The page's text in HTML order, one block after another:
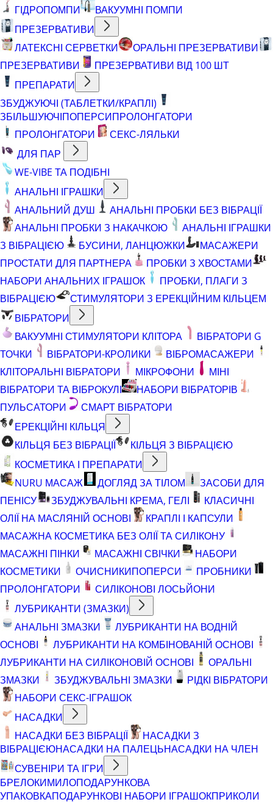
ГІДРОПОМПИ
ВАКУУМНІ ПОМПИ
ПРЕЗЕРВАТИВИ
ЛАТЕКСНІ СЕРВЕТКИ
ОРАЛЬНІ ПРЕЗЕРВАТИВИ
ПРЕЗЕРВАТИВИ
ПРЕЗЕРВАТИВИ ВІД 100 ШТ
ПРЕПАРАТИ
ЗБУДЖУЮЧІ (ТАБЛЕТКИ/КРАПЛІ)
ЗБІЛЬШУЮЧІПОПЕРСИПРОЛОНГАТОРИ
ПРОЛОНГАТОРИ
СЕКС-ЛЯЛЬКИ
ДЛЯ ПАР
WE-VIBE ТА ПОДІБНІ
АНАЛЬНІ ІГРАШКИ
АНАЛЬНИЙ ДУШ
АНАЛЬНІ ПРОБКИ БЕЗ ВІБРАЦІЇ
АНАЛЬНІ ПРОБКИ З НАКАЧКОЮ
АНАЛЬНІ ІГРАШКИ
З ВІБРАЦІЄЮ
БУСИНИ, ЛАНЦЮЖКИ
МАСАЖЕРИ
ПРОСТАТИ ДЛЯ ПАРТНЕРА
ПРОБКИ З ХВОСТАМИ
НАБОРИ АНАЛЬНИХ ІГРАШОК
ПРОБКИ, ПЛАГИ З
ВІБРАЦІЄЮ
СТИМУЛЯТОРИ З ЕРЕКЦІЙНИМ КІЛЬЦЕМ
ВІБРАТОРИ
ВАКУУМНІ СТИМУЛЯТОРИ КЛІТОРА
ВІБРАТОРИ G
ТОЧКИ
ВІБРАТОРИ-КРОЛИКИ
ВІБРОМАСАЖЕРИ
КЛІТОРАЛЬНІ ВІБРАТОРИ
МІКРОФОНИ
МІНІ
ВІБРАТОРИ ТА ВІБРОКУЛІ
НАБОРИ ВІБРАТОРІВ
ПУЛЬСАТОРИ
СМАРТ ВІБРАТОРИ
ЕРЕКЦІЙНІ КІЛЬЦЯ
КІЛЬЦЯ БЕЗ ВІБРАЦІЇ
КІЛЬЦЯ З ВІБРАЦІЄЮ
КОСМЕТИКА І ПРЕПАРАТИ
NURU МАСАЖ
ДОГЛЯД ЗА ТІЛОМ
ЗАСОБИ ДЛЯ
ПЕНІСУ
ЗБУДЖУВАЛЬНІ КРЕМА, ГЕЛІ
КЛАСИЧНІ
ОЛІЇ НА МАСЛЯНІЙ ОСНОВІ
КРАПЛІ І КАПСУЛИ
МАСАЖНА КОСМЕТИКА БЕЗ ОЛІЇ ТА СИЛІКОНУ
МАСАЖНІ ПІНКИ
МАСАЖНІ СВІЧКИ
НАБОРИ
КОСМЕТИКИ
ОЧИСНИКИПОПЕРСИ
ПРОБНИКИ
ПРОЛОНГАТОРИ
СИЛІКОНОВІ ЛОСЬЙОНИ
ЛУБРИКАНТИ (ЗМАЗКИ)
АНАЛЬНІ ЗМАЗКИ
ЛУБРИКАНТИ НА ВОДНІЙ
ОСНОВІ
ЛУБРИКАНТИ НА КОМБІНОВАНІЙ ОСНОВІ
ЛУБРИКАНТИ НА СИЛІКОНОВІЙ ОСНОВІ
ОРАЛЬНІ
ЗМАЗКИ
ЗБУДЖУВАЛЬНІ ЗМАЗКИ
РІДКІ ВІБРАТОРИ
НАБОРИ СЕКС-ІГРАШОК
НАСАДКИ
НАСАДКИ БЕЗ ВІБРАЦІЇ
НАСАДКИ З
ВІБРАЦІЄЮНАСАДКИ НА ПАЛЕЦЬНАСАДКИ НА ЧЛЕН
СУВЕНІРИ ТА ІГРИ
БРЕЛОКИМИЛОПОДАРУНКОВА
УПАКОВКАПОДАРУНКОВІ НАБОРИ ІГРАШОКПРИКОЛИ